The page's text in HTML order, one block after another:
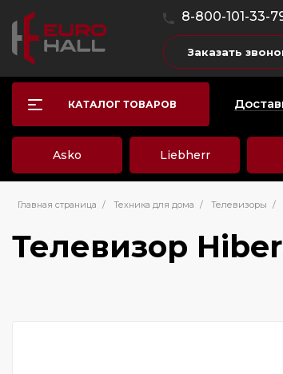
8-800-101-33-
Заказать
КАТАЛОГ ТОВАРОВ
Asko Liebherr
Главная страница / Техника для дома / Телевизоры /
Телевизор